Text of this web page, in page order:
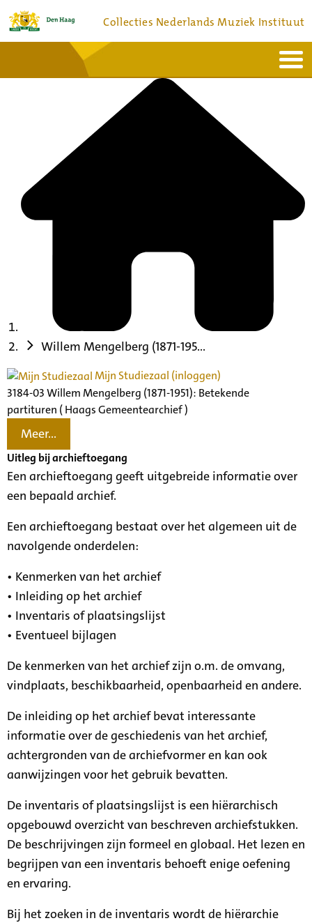
Collecties Nederlands Muziek Instituut
Bronnen en collecties
Willem Mengelberg (1871-195...
Mijn Studiezaal (inloggen)
3184-03 Willem Mengelberg (1871-1951): Betekende
partituren ( Haags Gemeentearchief )
Meer...
Uitleg bij archieftoegang
Een archieftoegang geeft uitgebreide informatie over
een bepaald archief.
Een archieftoegang bestaat over het algemeen uit de
navolgende onderdelen:
• Kenmerken van het archief
• Inleiding op het archief
• Inventaris of plaatsingslijst
• Eventueel bijlagen
De kenmerken van het archief zijn o.m. de omvang,
vindplaats, beschikbaarheid, openbaarheid en andere.
De inleiding op het archief bevat interessante
informatie over de geschiedenis van het archief,
achtergronden van de archiefvormer en kan ook
aanwijzingen voor het gebruik bevatten.
De inventaris of plaatsingslijst is een hiërarchisch
opgebouwd overzicht van beschreven archiefstukken.
De beschrijvingen zijn formeel en globaal. Het lezen en
begrijpen van een inventaris behoeft enige oefening
en ervaring.
Bij het zoeken in de inventaris wordt de hiërarchie